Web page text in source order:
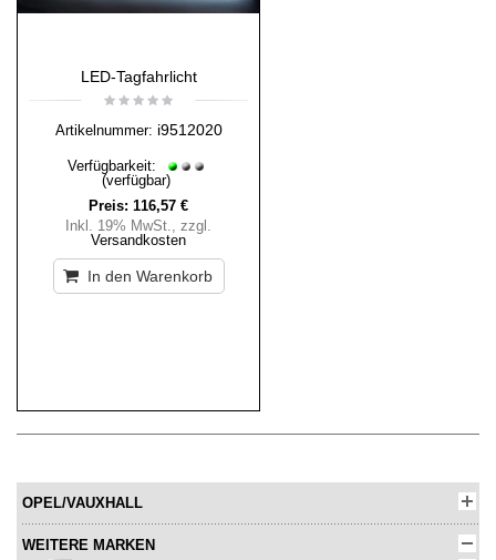
LED-Tagfahrlicht
Artikelnummer: i9512020
Verfügbarkeit:
(verfügbar)
Preis: 116,57 €
Inkl. 19% MwSt., zzgl.
Versandkosten
In den Warenkorb
OPEL/VAUXHALL
WEITERE MARKEN